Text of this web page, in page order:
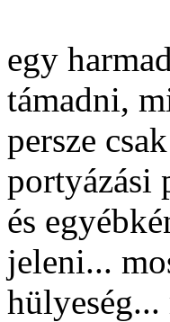
egy
támadni,
persze
portyázási
és
jeleni...